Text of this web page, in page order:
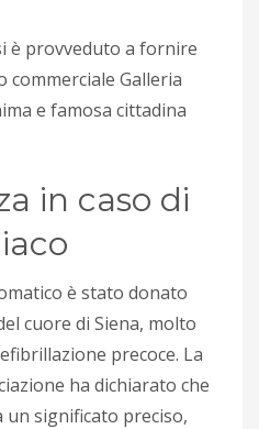
è provveduto a fornire
commerciale Galleria
e famosa cittadina
in caso di
è stato donato
cuore di Siena, molto
precoce. La
ha dichiarato che
un significato preciso,